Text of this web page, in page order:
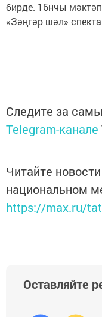
бирде. 16нчы
«Зәңгәр шәл»
Следите за
Telegram-канале
Читайте
национальном
https://max.ru/
Оставляйте